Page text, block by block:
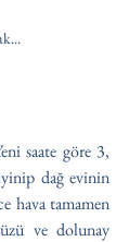
saate göre 3,
dağ evinin
hava tamamen
ve dolunay